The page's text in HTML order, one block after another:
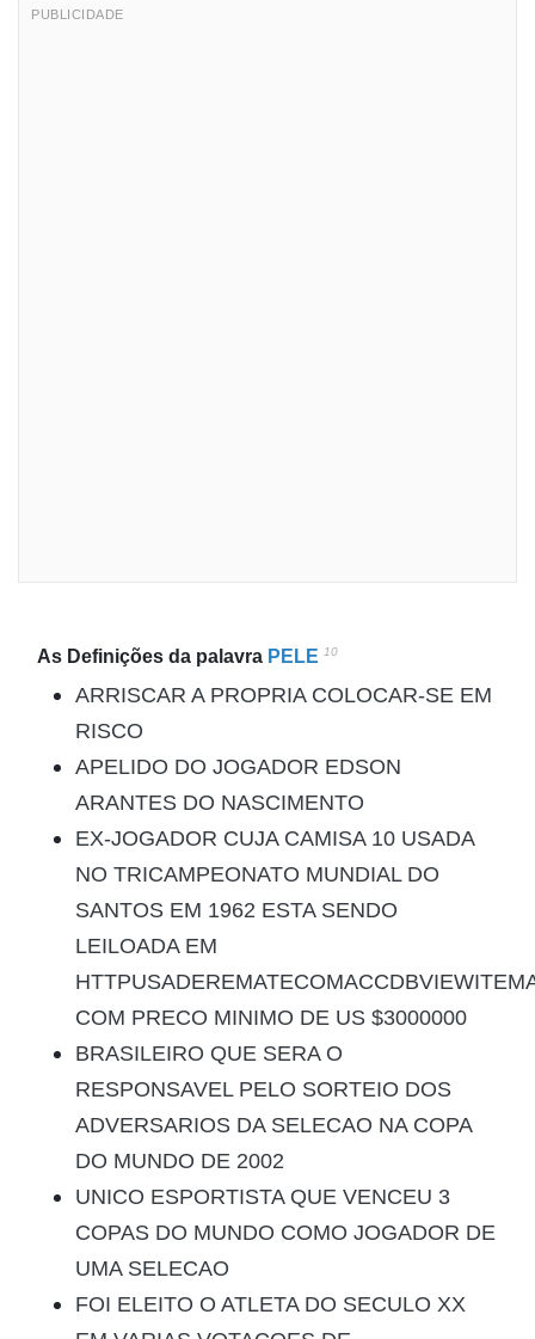
As Definições da palavra PELE 10
ARRISCAR A PROPRIA COLOCAR-SE EM
RISCO
APELIDO DO JOGADOR EDSON
ARANTES DO NASCIMENTO
EX-JOGADOR CUJA CAMISA 10 USADA
NO TRICAMPEONATO MUNDIAL DO
SANTOS EM 1962 ESTA SENDO
LEILOADA EM
COM PRECO MINIMO DE US $3000000
BRASILEIRO QUE SERA O
RESPONSAVEL PELO SORTEIO DOS
ADVERSARIOS DA SELECAO NA COPA
DO MUNDO DE 2002
UNICO ESPORTISTA QUE VENCEU 3
COPAS DO MUNDO COMO JOGADOR DE
UMA SELECAO
FOI ELEITO O ATLETA DO SECULO XX